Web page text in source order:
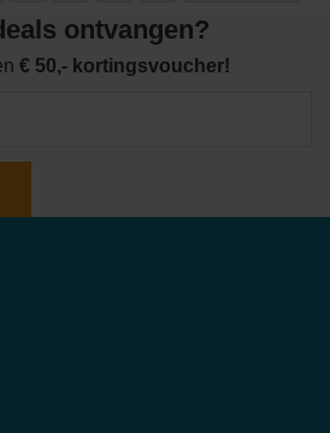
ontvangen?
€ 50,- kortingsvoucher!